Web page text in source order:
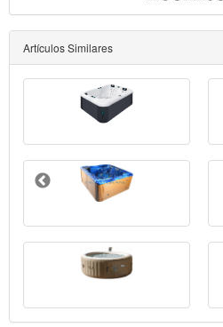
Artículos Similares